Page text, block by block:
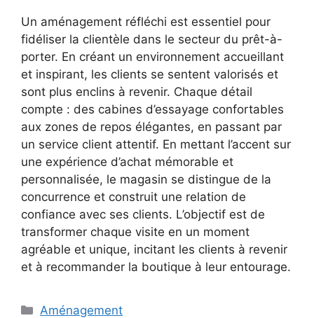
Un aménagement réfléchi est essentiel pour
fidéliser la clientèle dans le secteur du prêt-à-
porter. En créant un environnement accueillant
et inspirant, les clients se sentent valorisés et
sont plus enclins à revenir. Chaque détail
compte : des cabines d’essayage confortables
aux zones de repos élégantes, en passant par
un service client attentif. En mettant l’accent sur
une expérience d’achat mémorable et
personnalisée, le magasin se distingue de la
concurrence et construit une relation de
confiance avec ses clients. L’objectif est de
transformer chaque visite en un moment
agréable et unique, incitant les clients à revenir
et à recommander la boutique à leur entourage.
Catégories
Aménagement